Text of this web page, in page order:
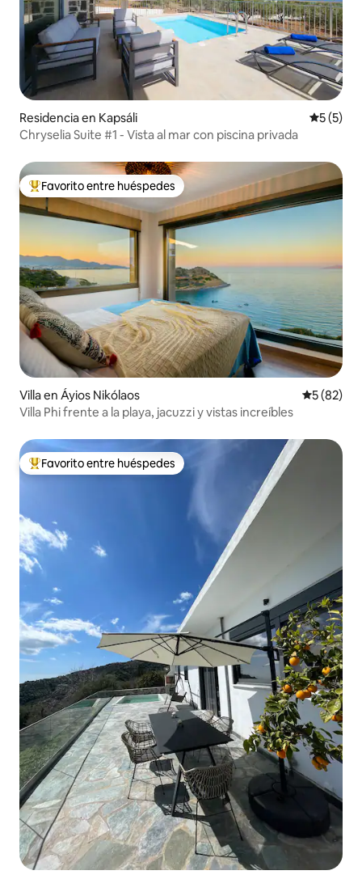
Residencia en Kapsáli
5 (5)
Chryselia Suite #1 - Vista al mar con piscina privada
De los mejores en Favorito entre huéspedes
Favorito entre huéspedes
Villa en Áyios Nikólaos
5 (82)
Villa Phi frente a la playa, jacuzzi y vistas increíbles
De los mejores en Favorito entre huéspedes
Favorito entre huéspedes